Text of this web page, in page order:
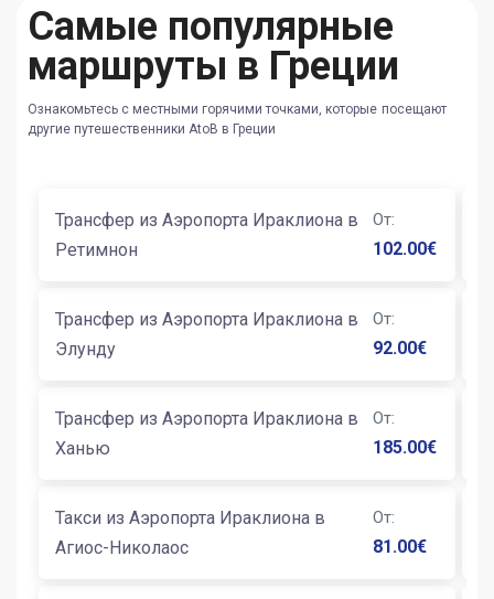
Самые популярные
маршруты в Греции
Ознакомьтесь с местными горячими точками, которые посещают
другие путешественники AtoB в Греции
Трансфер из Аэропорта Ираклиона в
Ретимнон
От:
102.00€
Трансфер из Аэропорта Ираклиона в
Элунду
От:
92.00€
Трансфер из Аэропорта Ираклиона в
Ханью
От:
185.00€
Такси из Аэропорта Ираклиона в
Агиос-Николаос
От:
81.00€